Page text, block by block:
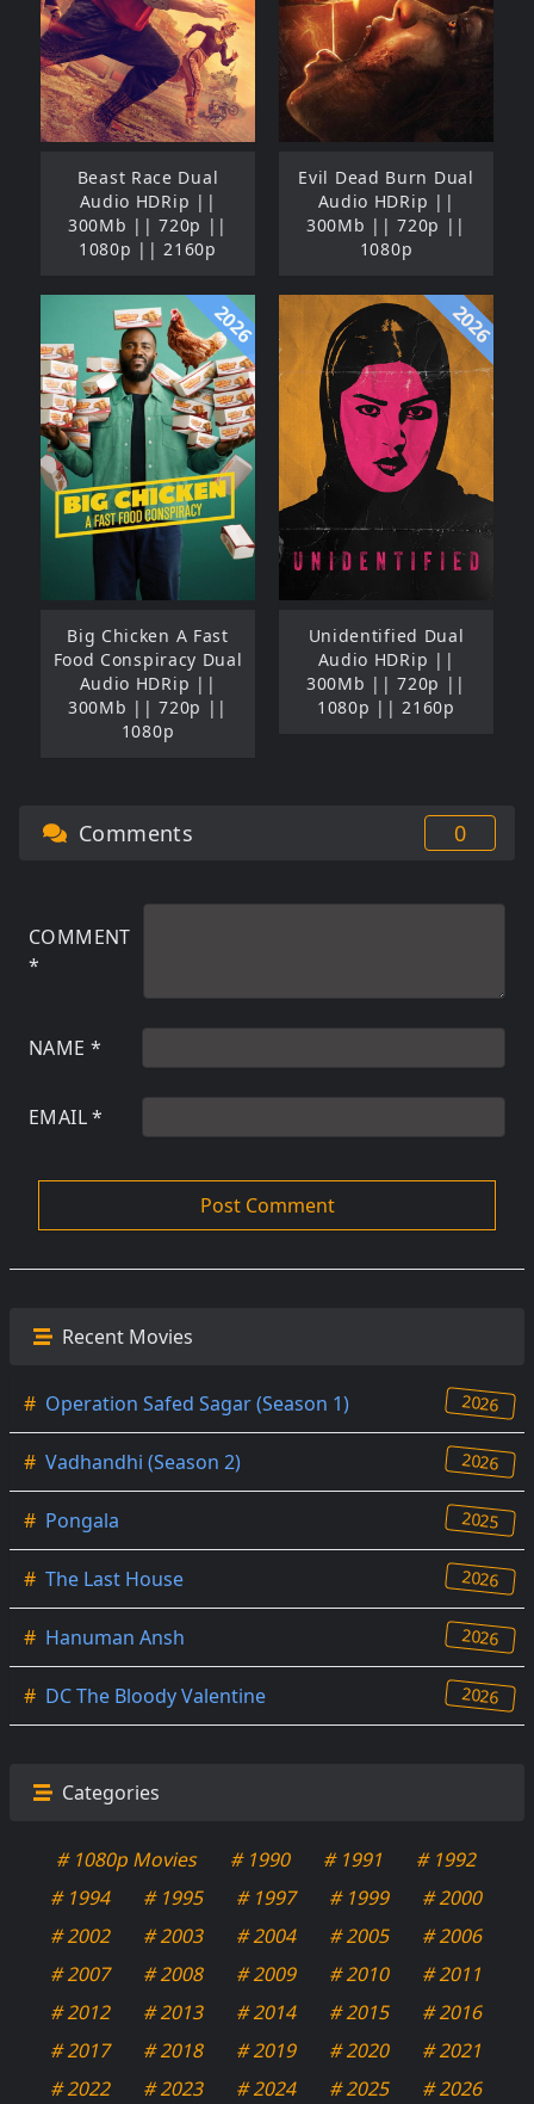
Beast Race Dual
Audio HDRip ||
300Mb || 720p ||
1080p || 2160p
Evil Dead Burn Dual
Audio HDRip ||
300Mb || 720p ||
1080p
2026
Big Chicken A Fast
Food Conspiracy Dual
Audio HDRip ||
300Mb || 720p ||
1080p
2026
Unidentified Dual
Audio HDRip ||
300Mb || 720p ||
1080p || 2160p
Comments 0
COMMENT
*
NAME *
EMAIL*
Recent Movies
# Operation Safed Sagar (Season 1) 2026
# Vadhandhi (Season 2) 2026
# Pongala 2025
# The Last House 2026
# Hanuman Ansh 2026
# DC The Bloody Valentine 2026
Categories
# 1080p Movies # 1990 # 1991
# 1992
# 1994
# 1995 # 1997 # 1999
# 2000
# 2002
# 2003 # 2004 # 2005
# 2006
# 2007
# 2008 # 2009 # 2010
# 2011
# 2012
# 2013 # 2014 # 2015
# 2016
# 2017
# 2018 # 2019 # 2020
# 2021
# 2022
# 2023 # 2024 # 2025
# 2026